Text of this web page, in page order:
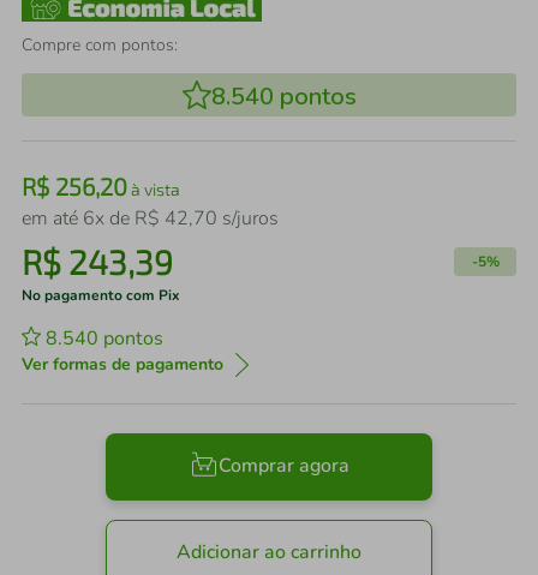
Compre com pontos:
8.540 pontos
R$ 256,20à vista
em até 6x de R$ 42,70 s/juros
R$ 243,39 -5%
No pagamento com Pix
8.540 pontos
Ver formas de pagamento
Comprar agora
Adicionar ao carrinho